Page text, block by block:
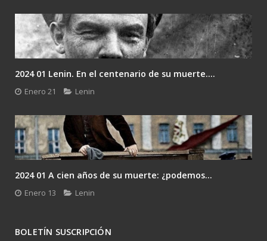
2024 01 Lenin. En el centenario de su muerte....
Enero 21 Lenin
2024 01 A cien años de su muerte: ¿podemos...
Enero 13 Lenin
BOLETÍN SUSCRIPCIÓN